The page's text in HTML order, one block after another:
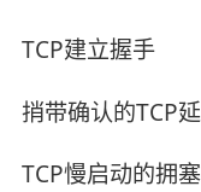
TCP建立握手
捎带确认的TCP
TCP慢启动的拥